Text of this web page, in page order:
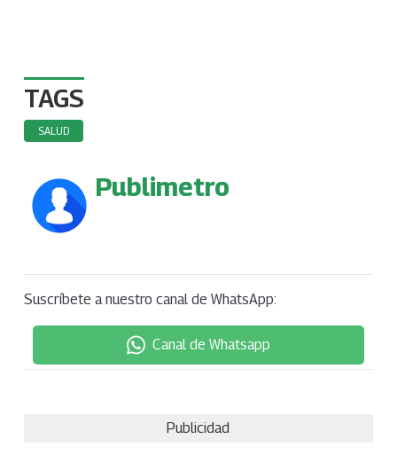
TAGS
SALUD
Publimetro
Suscríbete a nuestro canal de WhatsApp:
Canal de Whatsapp
Publicidad